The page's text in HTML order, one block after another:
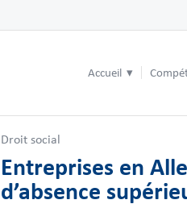
Accueil
Droit social
Entreprises en
d’absence